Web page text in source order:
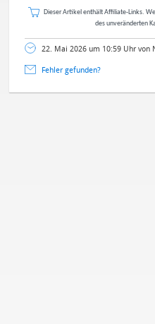
Dieser Artikel enthält Affiliate-Links.
des unveränderten
22. Mai 2026 um 10:59 Uhr von
Fehler gefunden?